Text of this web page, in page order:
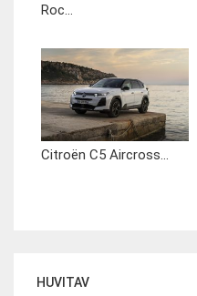
Roc...
Citroën C5 Aircross...
HUVITAV